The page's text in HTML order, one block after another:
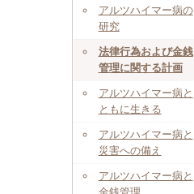
アルツハイマー病の
研究
法律行為および金銭
管理に関する計画
アルツハイマー病と
ともに生きる
アルツハイマー病と
災害への備え
アルツハイマー病と